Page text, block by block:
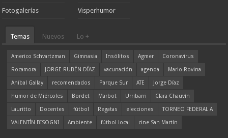
Fotogalerías Visperhumor
Temas Nuevos Lo +
Americo Schvartzman Gimnasia Insólitos Agmer
Coronavirus
Rocamora
JORGE RUBÉN DÍAZ vacunación agenda
Mario Rovina
Aníbal Gallay
recomendados Parque Sur ATE
Jorge Díaz
humor de Miércoles
Bordet Marbot Urribarri
Clara Chauvín
Lauritto
Docentes fútbol Regatas elecciones
TORNEO FEDERAL A
VALENTÍN BISOGNI
Ambiente fútbol local cine San Martín